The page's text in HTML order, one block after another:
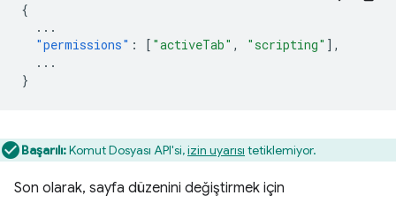
{
...
"permissions" : [ "activeTab" , "scripting" ],
...
}
Başarılı:Komut Dosyası API'si,izin uyarısı tetiklemiyor.
Son olarak, sayfa düzenini değiştirmek için